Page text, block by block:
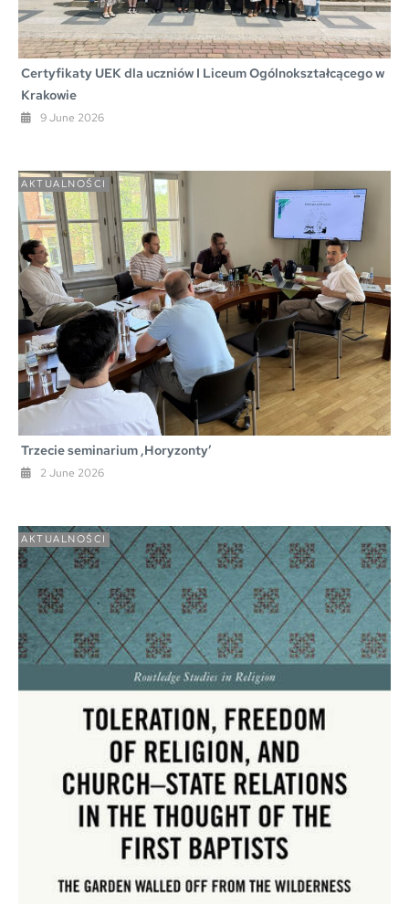
Certyfikaty UEK dla uczniów I Liceum Ogólnokształcącego w
Krakowie
9 June 2026
AKTUALNOŚCI
Trzecie seminarium ,Horyzonty’
2 June 2026
AKTUALNOŚCI